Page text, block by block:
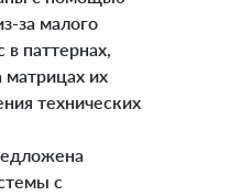
за малого
в паттернах,
их
технических
с